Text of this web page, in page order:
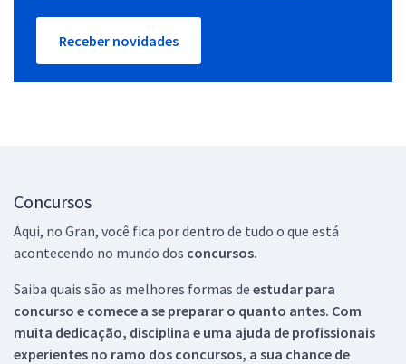
Receber novidades
Concursos
Aqui, no Gran, você fica por dentro de tudo o que está
acontecendo no mundo dos concursos.
Saiba quais são as melhores formas de estudar para
concurso e comece a se preparar o quanto antes. Com
muita dedicação, disciplina e uma ajuda de profissionais
experientes no ramo dos concursos, a sua chance de